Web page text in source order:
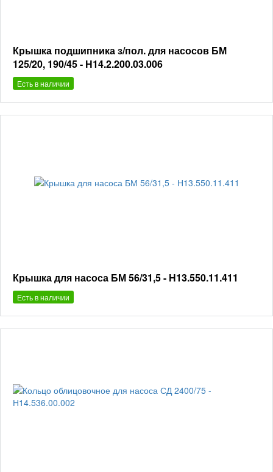
Крышка подшипника з/пол. для насосов БМ
125/20, 190/45 - Н14.2.200.03.006
Есть в наличии
Крышка для насоса БМ 56/31,5 - Н13.550.11.411
Есть в наличии